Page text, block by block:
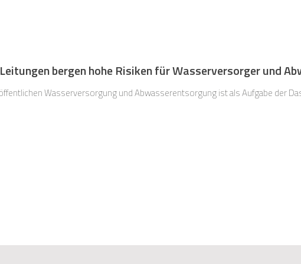
bergen hohe Risiken für Wasserversorger und
Wasserversorgung und Abwasserentsorgung ist als Aufgabe der